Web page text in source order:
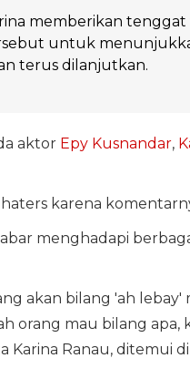
memberikan
untuk
terus dilanjutkan.
aktor Epy Kusnandar,
karena
menghadapi
akan bilang 'ah lebay'
orang mau bilang
Karina Ranau, ditemui